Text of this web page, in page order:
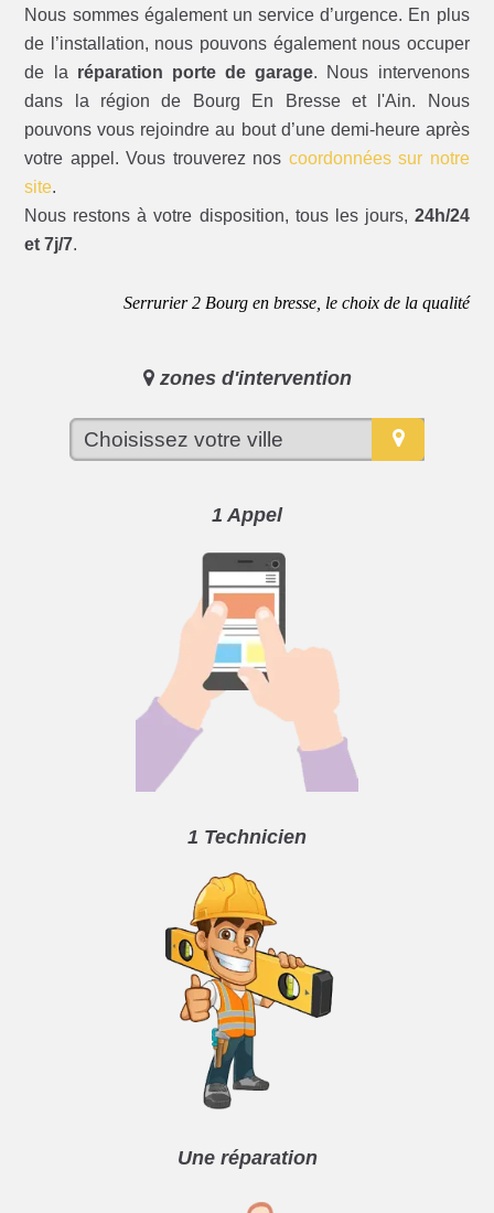
Nous sommes également un service d’urgence. En plus
de l’installation, nous pouvons également nous occuper
de la réparation porte de garage. Nous intervenons
dans la région de Bourg En Bresse et l'Ain. Nous
pouvons vous rejoindre au bout d’une demi-heure après
votre appel. Vous trouverez nos coordonnées sur notre
site.
Nous restons à votre disposition, tous les jours, 24h/24
et 7j/7.
Serrurier 2 Bourg en bresse, le choix de la qualité
zones d'intervention
1 Appel
1 Technicien
Une réparation